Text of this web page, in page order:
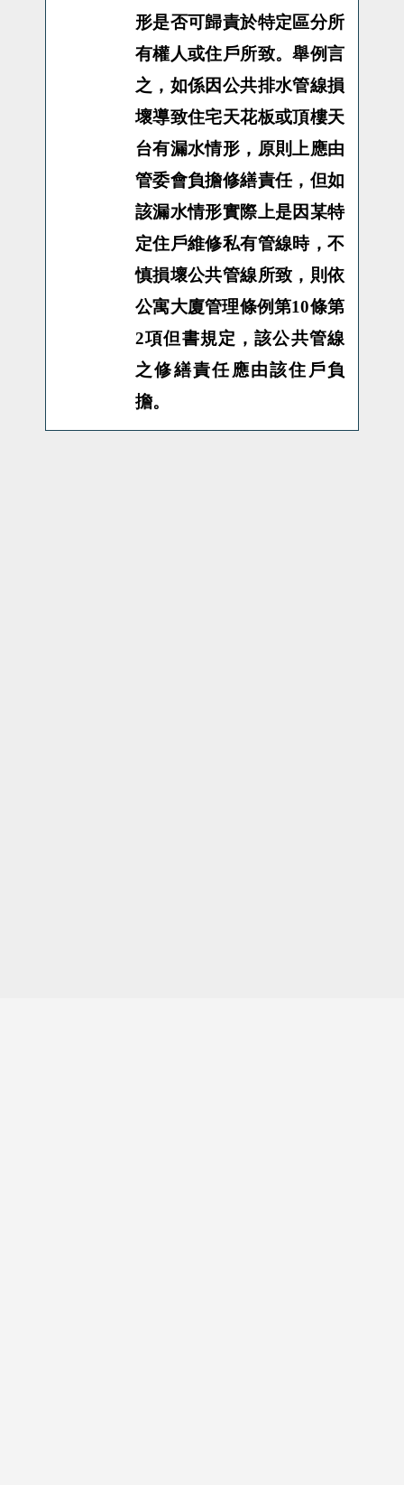
形是否可歸責於特定區分所
有權人或住戶所致。舉例言
之，如係因公共排水管線損
壞導致住宅天花板或頂樓天
台有漏水情形，原則上應由
管委會負擔修繕責任，但如
該漏水情形實際上是因某特
定住戶維修私有管線時，不
慎損壞公共管線所致，則依
公寓大廈管理條例第10條第
2項但書規定，該公共管線
之修繕責任應由該住戶負
擔。